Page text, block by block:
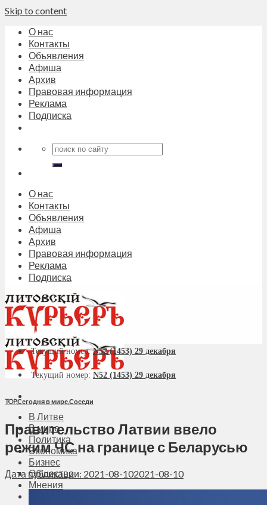
Skip to content
О нас
Контакты
Объявления
Афиша
Архив
Правовая информация
Реклама
Подписка
О нас
Контакты
Объявления
Афиша
Архив
Правовая информация
Реклама
Подписка
В Литве
В мире
Политика
Экономика
Бизнес
Общество
Мнения
Текущий номер:N52 (1453) 29 декабря
Текущий номер: N52 (1453) 29 декабря
TOP,Сегодня в мире,Соседи
Правительство Латвии ввело
режим ЧС на границе с Беларусью
Дата публикации: 2021-08-102021-08-10